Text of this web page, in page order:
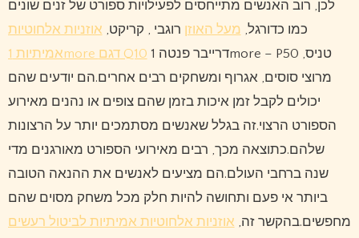
לכן, רוב האנשים מתייחסים לפעילויות ספורט של זנים שונים
כמו כדורגל, מעל האוזן רוגבי , קריקט, אוזניות אלחוטיות
אמיתיות 1more דגם Q10
מרוצי סוסים, אגרוף ומשחקים רבים אחרים.הם יודעים שהם
יכולים לקבל זמן איכות בזמן שהם צופים או נהנים מאירוע
הספורט הרצוי.זה בגלל שאנשים מסתמכים יותר על הרצונות
שלהם.כתוצאה מכך, רבים מאירועי הספורט מאורגנים מדי
שנה ברחבי העולם.הם מציעים לאנשים את ההנאה הטובה
ביותר אי פעם ותחושה להיות חלק מכל משחק מסוים שהם
מחפשים.בהקשר זה, אוזניות אלחוטיות אמיתיות לביטול רעשים